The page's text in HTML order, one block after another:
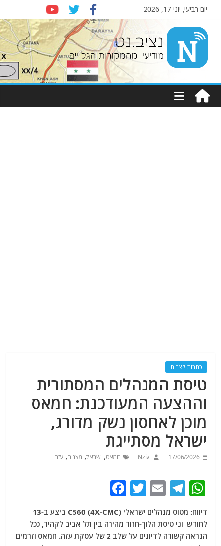
יום רביעי, יוני 17, 2026
Nziv.net
מודיעין
מהמקורות
כתבות קצרות
טיסת המנהלים המסתורית
וההצעה המעודכנת: חמאס
מוכן לאחסון נשק מדורג,
ישראל מסתייגת
17/06/2026
Nziv חמאס, ישראל, מצרים,עזה
W
at
s
T
e
g
E
ai
l
T
w
itt
er
c
e
דיווח: מטוס מנהלים ישראלי C560 (4X-CMC) ביצע ב-13
לחודש יוני טיסת הלוך-חזור מהירה בין תל אביב לקהיר, ככל
הנראה קשורה לדיונים על שלב 2 של עסקת עזה. חמאס וזרמים